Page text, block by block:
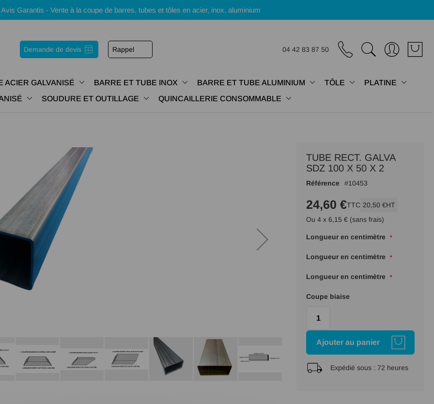
Garantis - Vente à la coupe de barres, tubes et tôles en acier, inox, aluminium
Demande de devis Rappel 04 42 83 87 50
ACIER GALVANISÉ BARRE ET TUBE INOX BARRE ET TUBE ALUMINIUM TÔLE
PLATINE
SOUDURE ET OUTILLAGE QUINCAILLERIE CONSOMMABLE
TUBE RECT. GALVA
SDZ 100 X 50 X 2
Référence 10453
24,60 €TTC 20,50 €HT
Ou 4 x 6,15 € (sans frais)
Longueur en centimètre
Longueur en centimètre
Longueur en centimètre
Coupe biaise
Ajouter au panier
Expédié sous : 72 heures